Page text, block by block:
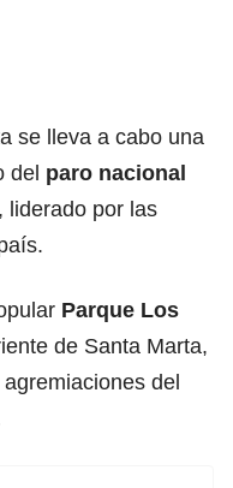
se lleva a cabo una
del paro nacional
, liderado por las
Parque Los
de Santa Marta,
del